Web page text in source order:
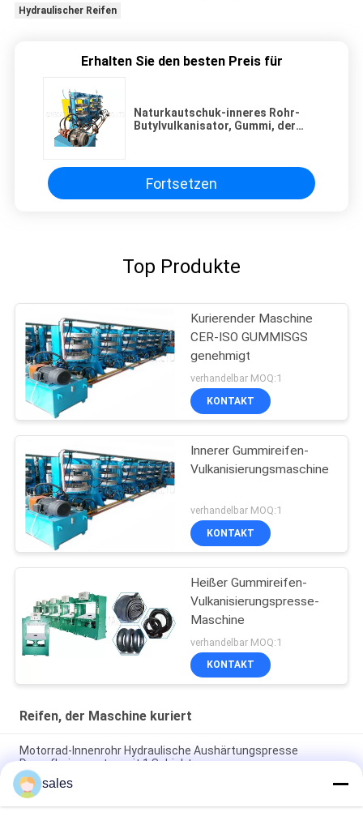
Hydraulischer Reifen
Erhalten Sie den besten Preis für
Naturkautschuk-inneres Rohr-
Butylvulkanisator, Gummi, der
Fortsetzen
Top Produkte
Kurierender Maschine
CER-ISO GUMMISGS
genehmigt
verhandelbar MOQ:1
KONTAKT
Innerer Gummireifen-
Vulkanisierungsmaschine
verhandelbar MOQ:1
KONTAKT
Heißer Gummireifen-
Vulkanisierungspresse-
Maschine
verhandelbar MOQ:1
KONTAKT
Reifen, der Maschine kuriert
Motorrad-Innenrohr Hydraulische Aushärtungspresse
Dampfheizungstyp mit 1 Schicht
Motorrad-inneres Rohr-hydraulische kurierende Presse-
Dampf-Heizungs-Art mit 1 Schicht
sales